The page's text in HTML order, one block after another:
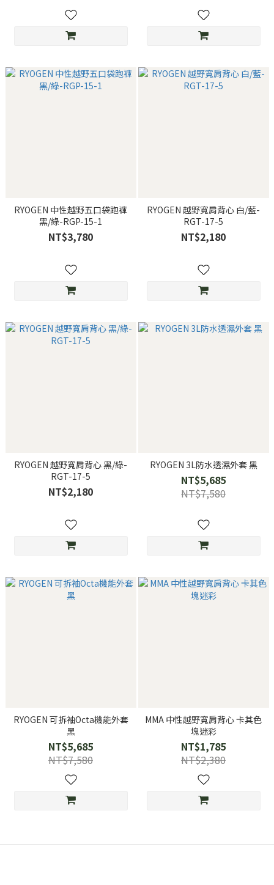
RYOGEN 中性越野五口袋跑褲
黑/綠-RGP-15-1
NT$3,780
RYOGEN 越野寬肩背心 白/藍-
RGT-17-5
NT$2,180
RYOGEN 越野寬肩背心 黑/綠-
RGT-17-5
NT$2,180
RYOGEN 3L防水透濕外套 黑
NT$5,685
NT$7,580
RYOGEN 可拆袖Octa機能外套
黑
NT$5,685
NT$7,580
MMA 中性越野寬肩背心 卡其色
塊迷彩
NT$1,785
NT$2,380